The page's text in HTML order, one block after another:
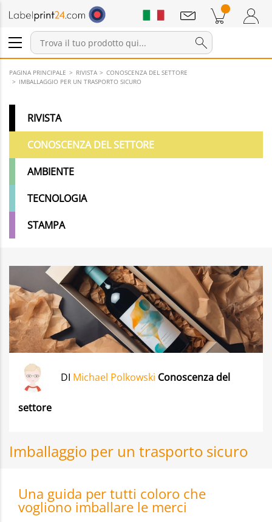
Accedi / Registrati
Prodotti nel carrello
Annunci
PAGINA PRINCIPALE RIVISTA
CONOSCENZA DEL SETTORE
IMBALLAGGIO PER UN TRASPORTO SICURO
RIVISTA
CONOSCENZA DEL SETTORE
AMBIENTE
TECNOLOGIA
STAMPA
DI Michael Polkowski Conoscenza del
settore
Imballaggio per un trasporto sicuro
Una guida per tutti coloro che
vogliono imballare le merci